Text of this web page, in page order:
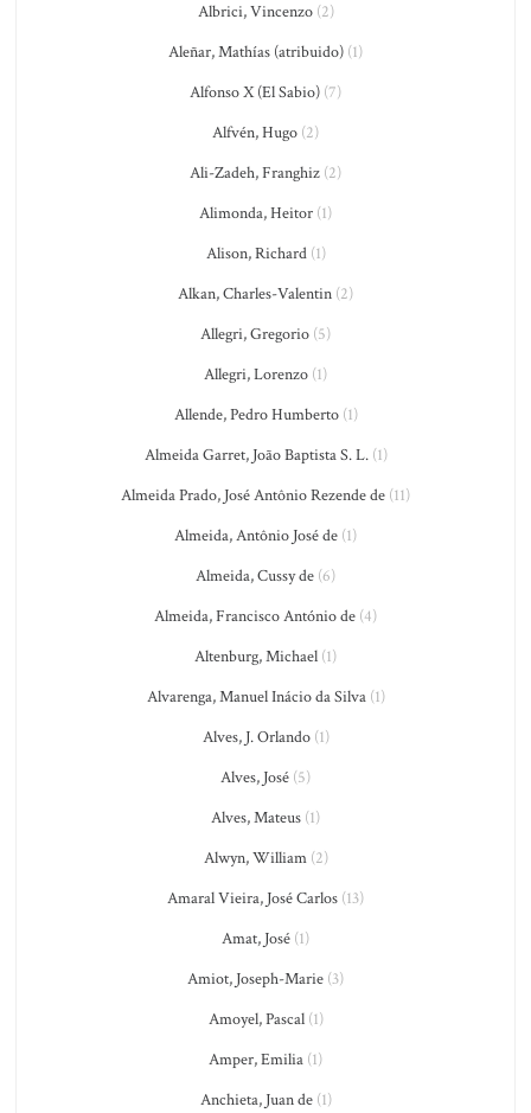
Albrici, Vincenzo(2)
Aleñar, Mathías (atribuido) (1)
Alfonso X (El Sabio) (7)
Alfvén, Hugo (2)
Ali-Zadeh, Franghiz (2)
Alimonda, Heitor (1)
Alison, Richard(1)
Alkan, Charles-Valentin (2)
Allegri, Gregorio (5)
Allegri, Lorenzo (1)
Allende, Pedro Humberto(1)
Almeida Garret, João Baptista S. L.(1)
Almeida Prado, José Antônio Rezende de (11)
Almeida, Antônio José de (1)
Almeida, Cussy de (6)
Almeida, Francisco António de (4)
Altenburg, Michael (1)
Alvarenga, Manuel Inácio da Silva(1)
Alves, J. Orlando(1)
Alves, José (5)
Alves, Mateus (1)
Alwyn, William(2)
Amaral Vieira, José Carlos (13)
Amat, José (1)
Amiot, Joseph-Marie (3)
Amoyel, Pascal(1)
Amper, Emilia (1)
Anchieta, Juan de(1)